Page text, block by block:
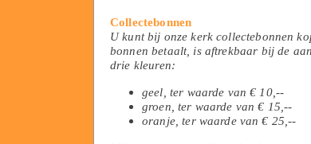
Collectebonnen
U kunt bij onze kerk collectebonnen
bonnen betaalt, is aftrekbaar bij de
drie kleuren:
geel, ter waarde van € 10,--
groen, ter waarde van € 15,--
oranje, ter waarde van € 25,--